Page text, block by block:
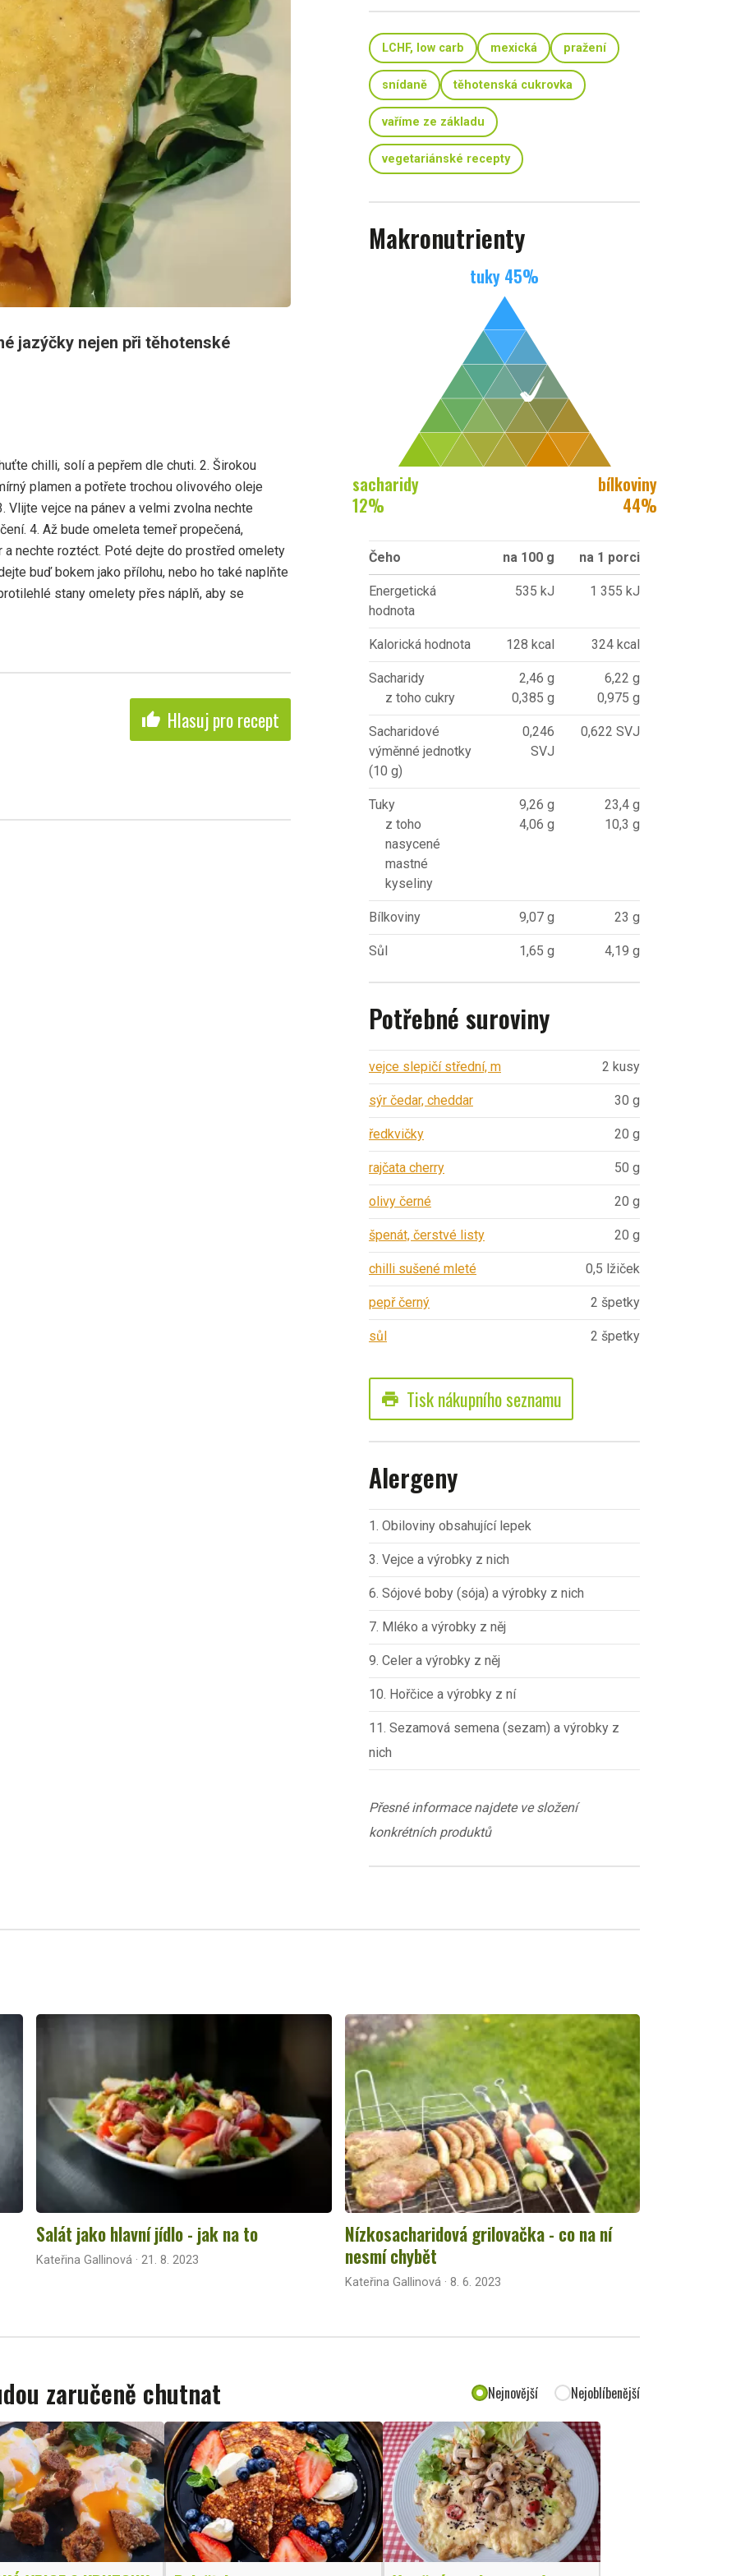
jazýčky nejen při těhotenské
chilli, solí a pepřem dle chuti. 2. Širokou
plamen a potřete trochou olivového oleje
Vlijte vejce na pánev a velmi zvolna nechte
4. Až bude omeleta temeř propečená,
a nechte roztéct. Poté dejte do prostřed omelety
buď bokem jako přílohu, nebo ho také naplňte
stany omelety přes náplň, aby se
thumb_up Hlasuj pro recept
LCHF, low carb mexická pražení
snídaně těhotenská cukrovka
vaříme ze základu
vegetariánské recepty
Makronutrienty
tuky 45%
sacharidy
12%
bílkoviny
44%
Čeho na 100 g na 1 porci
Energetická
hodnota
535 kJ 1 355 kJ
Kalorická hodnota 128 kcal 324 kcal
Sacharidy
z toho cukry
2,46 g
0,385 g
6,22 g
0,975 g
Sacharidové
výměnné jednotky
(10 g)
0,246
SVJ
0,622 SVJ
Tuky
z toho
nasycené
mastné
kyseliny
9,26 g
4,06 g
23,4 g
10,3 g
Bílkoviny 9,07 g 23 g
Sůl 1,65 g 4,19 g
Potřebné suroviny
vejce slepičí střední, m 2 kusy
sýr čedar, cheddar 30 g
ředkvičky 20 g
rajčata cherry 50 g
olivy černé 20 g
špenát, čerstvé listy 20 g
chilli sušené mleté 0,5 lžiček
pepř černý 2 špetky
sůl 2 špetky
print Tisk nákupního seznamu
Alergeny
1. Obiloviny obsahující lepek
3. Vejce a výrobky z nich
6. Sójové boby (sója) a výrobky z nich
7. Mléko a výrobky z něj
9. Celer a výrobky z něj
10. Hořčice a výrobky z ní
11. Sezamová semena (sezam) a výrobky z
nich
Přesné informace najdete ve složení
konkrétních produktů
Salát jako hlavní jídlo - jak na to
Kateřina Gallinová · 21. 8. 2023
Nízkosacharidová grilovačka - co na ní
nesmí chybět
Kateřina Gallinová · 8. 6. 2023
zaručeně chutnat Nejnovější Nejoblíbenější